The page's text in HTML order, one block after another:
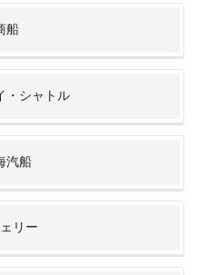
船
・シャトル
汽船
リー